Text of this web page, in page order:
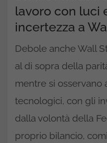
lavoro con luci
incertezza a
Debole anche Wall
al di sopra della
mentre si osservano
tecnologici, con gli
dalla volontà della
proprio bilancio,